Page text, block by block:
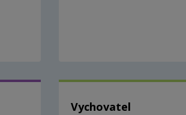
Vychovatel